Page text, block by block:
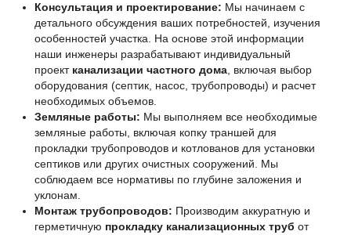
Консультация и проектирование: Мы начинаем с
детального обсуждения ваших потребностей, изучения
особенностей участка. На основе этой информации
наши инженеры разрабатывают индивидуальный
проект канализации частного дома , включая выбор
оборудования (септик, насос, трубопроводы) и расчет
необходимых объемов.
Земляные работы: Мы выполняем все необходимые
земляные работы, включая копку траншей для
прокладки трубопроводов и котлованов для установки
септиков или других очистных сооружений. Мы
соблюдаем все нормативы по глубине заложения и
уклонам.
Монтаж трубопроводов: Производим аккуратную и
герметичную прокладку канализационных труб от